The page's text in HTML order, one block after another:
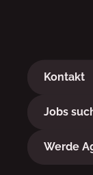
Kontakt
Jobs
Werde